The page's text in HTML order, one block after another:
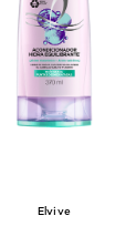
Elvive